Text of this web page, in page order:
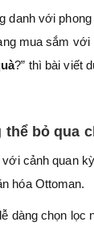
danh với
mua sắm
?” thì bài viết
thể bỏ qua
cảnh quan
hóa Ottoman.
dàng chọn lọc